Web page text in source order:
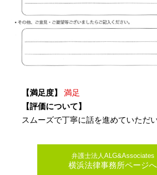
【満足度】
満足
【評価について】
スムーズで丁寧に話を進めていただ
弁護士法人ALG&Associates
横浜法律事務所ページへ